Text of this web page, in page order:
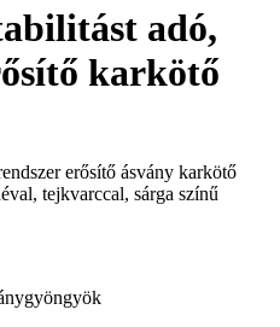
adó,
karkötő
erősítő ásvány karkötő
tejkvarccal, sárga színű